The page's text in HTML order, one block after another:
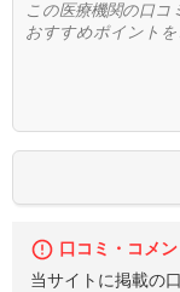
口コミ・コメ
当サイトに掲載の